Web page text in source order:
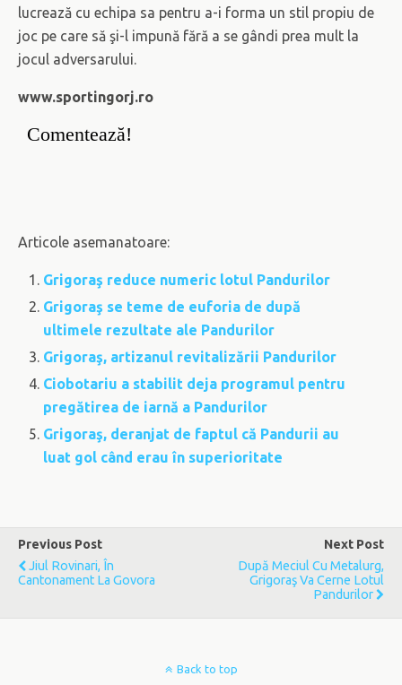
lucrează cu echipa sa pentru a-i forma un stil propiu de
joc pe care să şi-l impună fără a se gândi prea mult la
jocul adversarului.
www.sportingorj.ro
Comentează!
Articole asemanatoare:
Grigoraş reduce numeric lotul Pandurilor
Grigoraş se teme de euforia de după
ultimele rezultate ale Pandurilor
Grigoraş, artizanul revitalizării Pandurilor
Ciobotariu a stabilit deja programul pentru
pregătirea de iarnă a Pandurilor
Grigoraş, deranjat de faptul că Pandurii au
luat gol când erau în superioritate
Previous Post
Jiul Rovinari, În
Cantonament La Govora
Next Post
După Meciul Cu Metalurg,
Grigoraş Va Cerne Lotul
Pandurilor
Back to top